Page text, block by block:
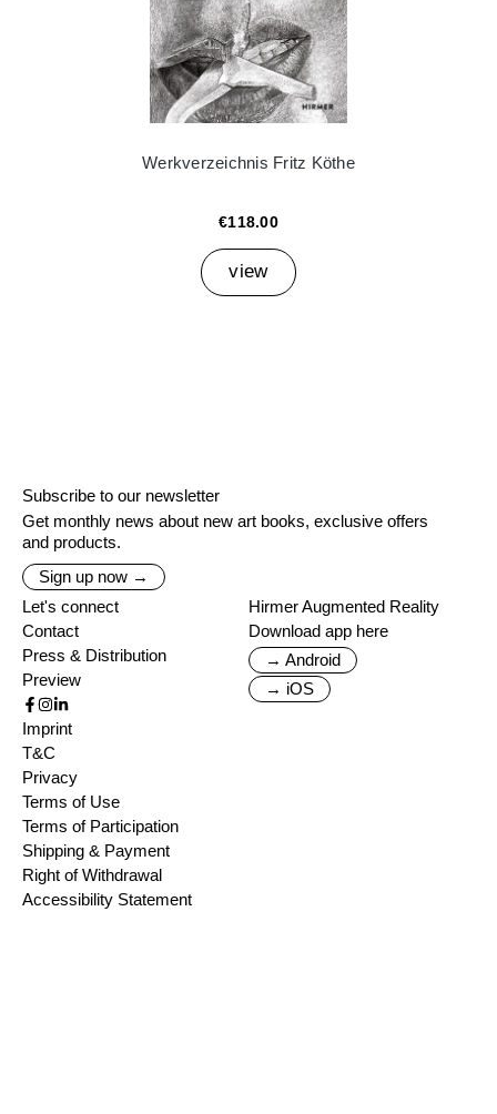
Werkverzeichnis Fritz Köthe
€118.00
view
Subscribe to our newsletter
Get monthly news about new art books, exclusive offers
and products.
Sign up now →
Let's connect
Contact
Press & Distribution
Preview
Hirmer Augmented Reality
Download app here
→ Android
→ iOS
Imprint
T&C
Privacy
Terms of Use
Terms of Participation
Shipping & Payment
Right of Withdrawal
Accessibility Statement